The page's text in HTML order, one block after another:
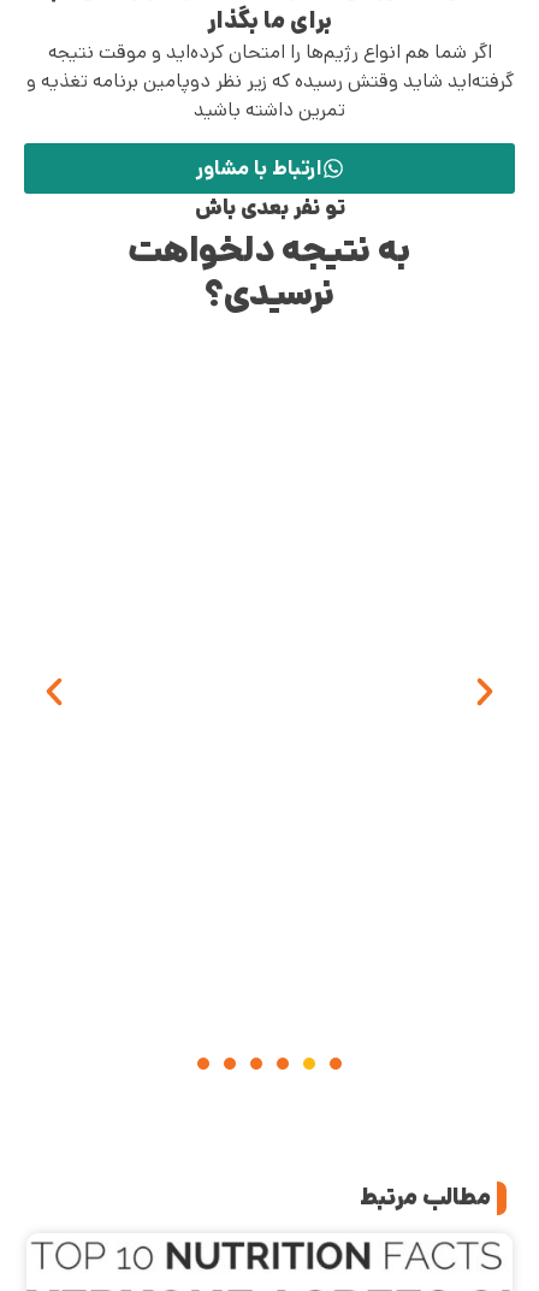
برای ما بگذار
اگر شما هم انواع رژیم‌ها را امتحان کرده‌اید و موقت نتیجه
گرفته‌اید شاید وقتش رسیده که زیر نظر دوپامین برنامه تغذیه و
تمرین داشته باشید
ارتباط با مشاور
تو نفر بعدی باش
به نتیجه دلخواهت
نرسیدی؟
مطالب مرتبط